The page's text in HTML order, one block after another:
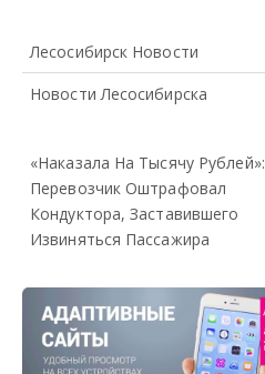
Лесосибирск Новости
Новости Лесосибирска
«Наказала На Тысячу Рублей»:
Перевозчик Оштрафовал
Кондуктора, Заставившего
Извиняться Пассажира